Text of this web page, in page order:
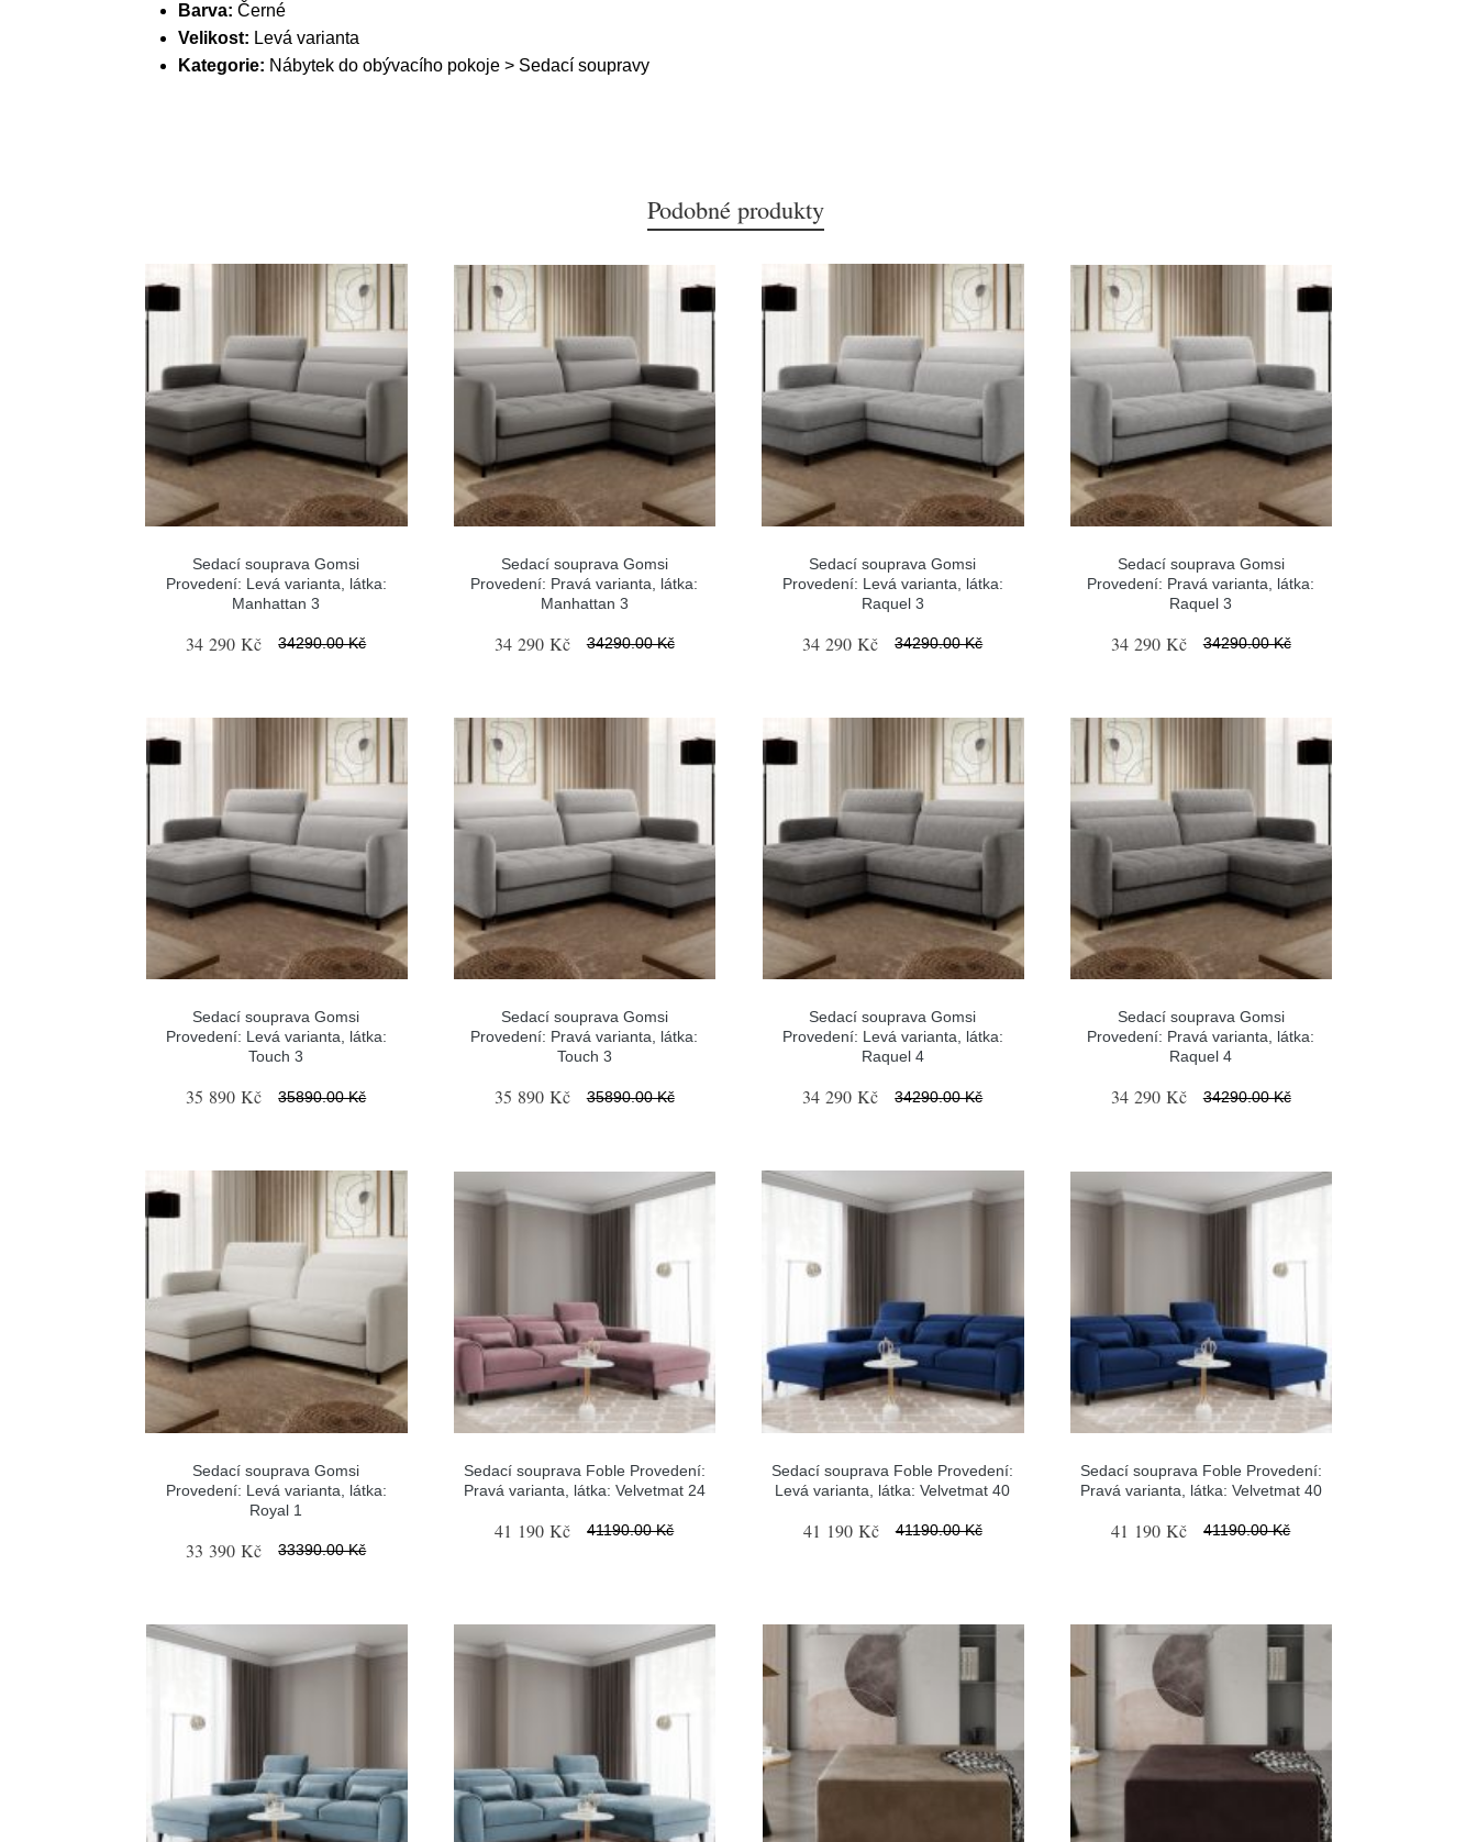
Barva: Černé
Velikost: Levá varianta
Kategorie: Nábytek do obývacího pokoje > Sedací soupravy
Podobné produkty
Sedací souprava Gomsi
Provedení: Levá varianta, látka:
Manhattan 3
34 290 Kč 34290.00 Kč
Sedací souprava Gomsi
Provedení: Pravá varianta, látka:
Manhattan 3
34 290 Kč 34290.00 Kč
Sedací souprava Gomsi
Provedení: Levá varianta, látka:
Raquel 3
34 290 Kč 34290.00 Kč
Sedací souprava Gomsi
Provedení: Pravá varianta, látka:
Raquel 3
34 290 Kč 34290.00 Kč
Sedací souprava Gomsi
Provedení: Levá varianta, látka:
Touch 3
35 890 Kč 35890.00 Kč
Sedací souprava Gomsi
Provedení: Pravá varianta, látka:
Touch 3
35 890 Kč 35890.00 Kč
Sedací souprava Gomsi
Provedení: Levá varianta, látka:
Raquel 4
34 290 Kč 34290.00 Kč
Sedací souprava Gomsi
Provedení: Pravá varianta, látka:
Raquel 4
34 290 Kč 34290.00 Kč
Sedací souprava Gomsi
Provedení: Levá varianta, látka:
Royal 1
33 390 Kč 33390.00 Kč
Sedací souprava Foble Provedení:
Pravá varianta, látka: Velvetmat 24
41 190 Kč 41190.00 Kč
Sedací souprava Foble Provedení:
Levá varianta, látka: Velvetmat 40
41 190 Kč 41190.00 Kč
Sedací souprava Foble Provedení:
Pravá varianta, látka: Velvetmat 40
41 190 Kč 41190.00 Kč